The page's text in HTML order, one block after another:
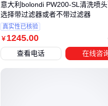
按介质分，主流三
：挥发
VOC排放风险高
：环保
￥ 1245.00
意大利bolondi PW200-SL清洗喷
选择带过滤器或者不带过滤器
真实性已核验
查看电话 在线咨